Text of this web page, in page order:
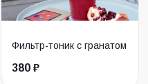
Фильтр-тоник с гранатом
380 ₽